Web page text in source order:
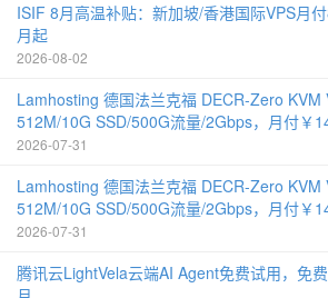
ISIF 8月高温补贴：新加坡/香港国际VPS月
月起
2026-08-02
Lamhosting 德国法兰克福 DECR-Zero KVM
512M/10G SSD/500G流量/2Gbps，月付￥
2026-07-31
Lamhosting 德国法兰克福 DECR-Zero KVM
512M/10G SSD/500G流量/2Gbps，月付￥
2026-07-31
腾讯云LightVela云端AI Agent免费试用，免